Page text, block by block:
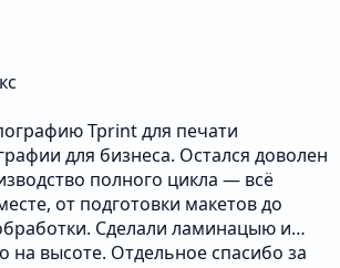
Tprint для печати
для бизнеса. Остался доволен
полного цикла — всё
от подготовки макетов до
Сделали ламинацыю и
на высоте. Отдельное спасибо за